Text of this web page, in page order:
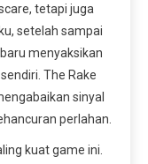
tetapi juga
setelah sampai
menyaksikan
The Rake
sinyal
perlahan.
kuat game ini.